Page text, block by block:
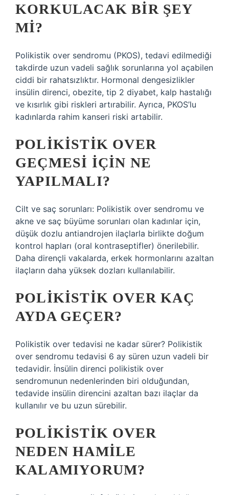
KORKULACAK BIR ŞEY
MI?
Polikistik over sendromu (PKOS), tedavi edilmediği
takdirde uzun vadeli sağlık sorunlarına yol açabilen
ciddi bir rahatsızlıktır. Hormonal dengesizlikler
insülin direnci, obezite, tip 2 diyabet, kalp hastalığı
ve kısırlık gibi riskleri artırabilir. Ayrıca, PKOS’lu
kadınlarda rahim kanseri riski artabilir.
POLIKISTIK OVER
GEÇMESI IÇIN NE
YAPILMALI?
Cilt ve saç sorunları: Polikistik over sendromu ve
akne ve saç büyüme sorunları olan kadınlar için,
düşük dozlu antiandrojen ilaçlarla birlikte doğum
kontrol hapları (oral kontraseptifler) önerilebilir.
Daha dirençli vakalarda, erkek hormonlarını azaltan
ilaçların daha yüksek dozları kullanılabilir.
POLIKISTIK OVER KAÇ
AYDA GEÇER?
Polikistik over tedavisi ne kadar sürer? Polikistik
over sendromu tedavisi 6 ay süren uzun vadeli bir
tedavidir. İnsülin direnci polikistik over
sendromunun nedenlerinden biri olduğundan,
tedavide insülin direncini azaltan bazı ilaçlar da
kullanılır ve bu uzun sürebilir.
POLIKISTIK OVER
NEDEN HAMILE
KALAMIYORUM?